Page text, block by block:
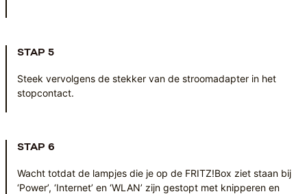
STAP 5
Steek vervolgens de stekker van de stroomadapter in het
stopcontact.
STAP 6
Wacht totdat de lampjes die je op de FRITZ!Box ziet staan bij
‘Power’, ‘Internet’ en ‘WLAN’ zijn gestopt met knipperen en